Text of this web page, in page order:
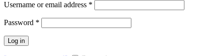
Username or email address *
Password *
Log in